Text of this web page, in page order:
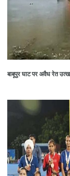
बाबूपुर घाट पर अवैध रेत